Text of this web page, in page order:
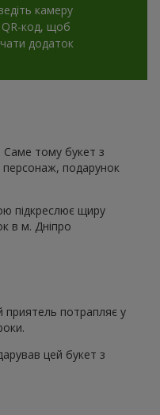
камеру
QR-код, щоб
додаток
Саме тому букет з
персонаж, подарунок
підкреслює щиру
в м. Дніпро
приятель потрапляє у
цей букет з